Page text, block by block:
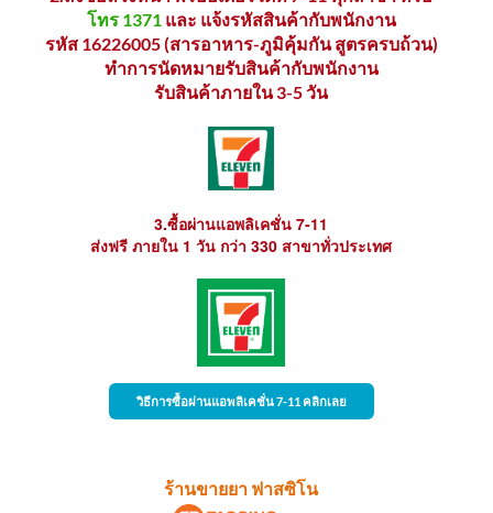
โทร 1371 และ แจ้งรหัสสินค้ากับพนักงาน
รหัส 16226005 (สารอาหาร-ภูมิคุ้มกัน สูตรครบถ้วน)
ทำการนัดหมายรับสินค้ากับพนักงาน
รับสินค้าภายใน 3-5 วัน
3.ซื้อผ่านแอพลิเคชั่น 7-11
ส่งฟรี ภายใน 1 วัน กว่า 330 สาขาทั่วประเทศ
วิธีการซื้อผ่านแอพลิเคชั่น 7-11 คลิกเลย
ร้านขายยา ฟาสซิโน